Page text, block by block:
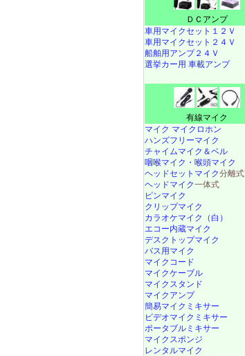
ＤＣアンプ
車用マイクセット１２Ｖ
車用マイクセット２４Ｖ
船舶用アンプ２４Ｖ
選挙カー用 車載アンプ
有線マイク
マイク マイクロホン
ハンズフリーマイク
チャイムマイク＆ベル
咽喉マイク・喉頭マイク
ヘッドセットマイク分離式
ヘッドマイク一体式
ピンマイク
クリップマイク
カラオケマイク（白）
エコー内蔵マイク
デスクトップマイク
バス用マイク
マイクコード
マイクケーブル
マイクスタンド
マイクアンプ
簡易マイクミキサー
ビデオマイクミキサー
ポータブルミキサー
マイクスポンジ
レンタルマイク